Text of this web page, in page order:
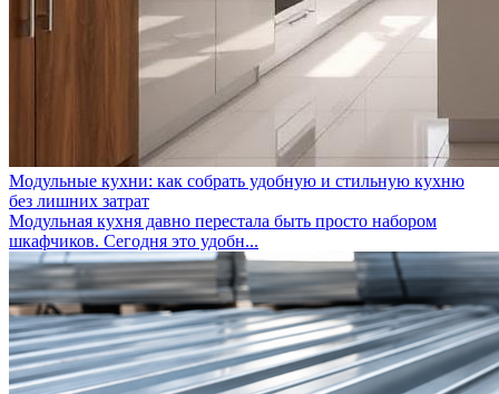
Модульные кухни: как собрать удобную и стильную кухню
без лишних затрат
Модульная кухня давно перестала быть просто набором
шкафчиков. Сегодня это удобн...